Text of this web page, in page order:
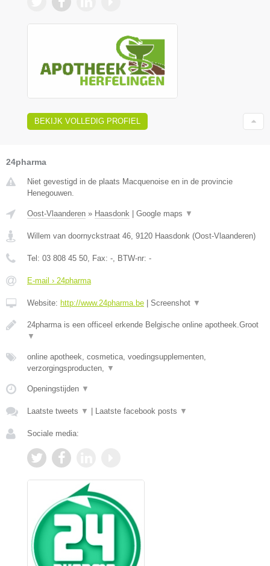
BEKIJK VOLLEDIG PROFIEL
24pharma
Niet gevestigd in de plaats Macquenoise en in de provincie
Henegouwen.
Oost-Vlaanderen » Haasdonk Google maps ▼
Willem van doornyckstraat 46, 9120 Haasdonk (Oost-Vlaanderen)
Tel: 03 808 45 50, Fax: -, BTW-nr: -
E-mail › 24pharma
Website: http://www.24pharma.be Screenshot ▼
24pharma is een officeel erkende Belgische online apotheek.Groot
▼
online apotheek, cosmetica, voedingsupplementen,
verzorgingsproducten, ▼
Openingstijden ▼
Laatste tweets ▼ Laatste facebook posts ▼
Sociale media: